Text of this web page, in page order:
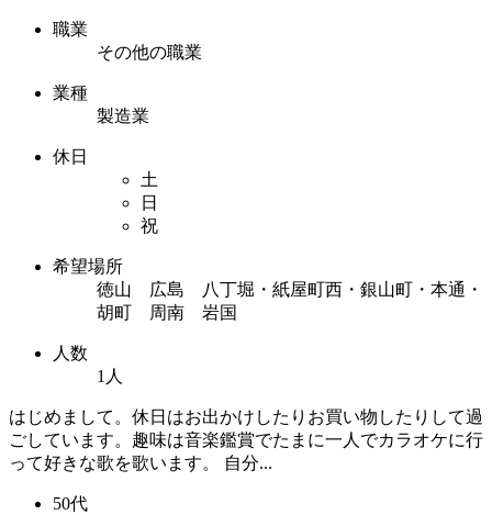
職業
その他の職業
業種
製造業
休日
土
日
祝
希望場所
徳山 広島 八丁堀・紙屋町西・銀山町・本通・
胡町 周南 岩国
人数
1人
はじめまして。休日はお出かけしたりお買い物したりして過
ごしています。趣味は音楽鑑賞でたまに一人でカラオケに行
って好きな歌を歌います。 自分...
50代